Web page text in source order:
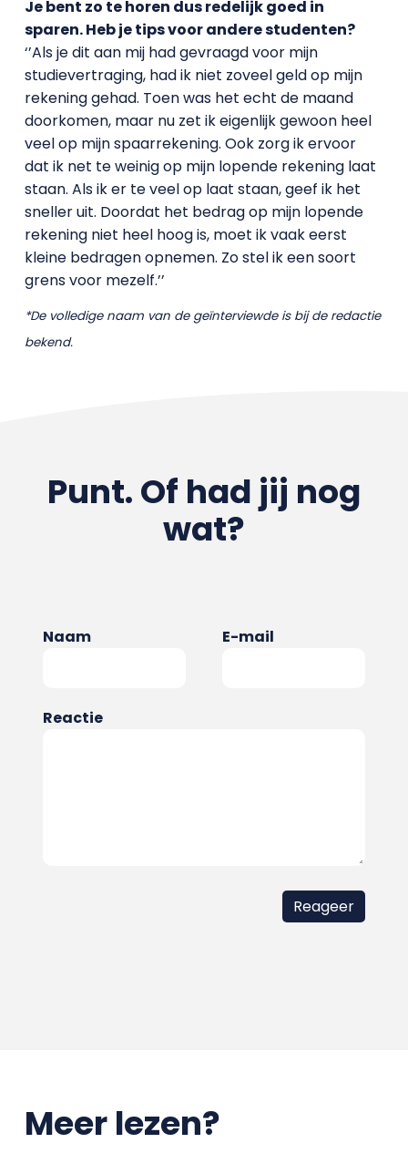
Je bent zo te horen dus redelijk goed in
sparen. Heb je tips voor andere studenten?
‘’Als je dit aan mij had gevraagd voor mijn
studievertraging, had ik niet zoveel geld op mijn
rekening gehad. Toen was het echt de maand
doorkomen, maar nu zet ik eigenlijk gewoon heel
veel op mijn spaarrekening. Ook zorg ik ervoor
dat ik net te weinig op mijn lopende rekening laat
staan. Als ik er te veel op laat staan, geef ik het
sneller uit. Doordat het bedrag op mijn lopende
rekening niet heel hoog is, moet ik vaak eerst
kleine bedragen opnemen. Zo stel ik een soort
grens voor mezelf.’’
*De volledige naam van de geïnterviewde is bij de redactie
bekend.
Punt. Of had jij nog
wat?
Naam E-mail
Reactie
Meer lezen?